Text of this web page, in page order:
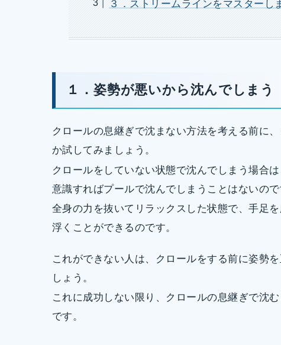
３．ストリームラインをマスターし
１．姿勢が悪いから沈んでしまう
クロールの息継ぎで沈まない方法を考える前に
か試してみましょう。
クロールをしていない状態で沈んでしまう場合
意識すればプールで沈んでしまうことはないので
全身の力を抜いてリラックスした状態で、手足
浮くことができるのです。
これができない人は、クロールをする前に姿勢
しょう。
これに成功しない限り、クロールの息継ぎで沈
です。